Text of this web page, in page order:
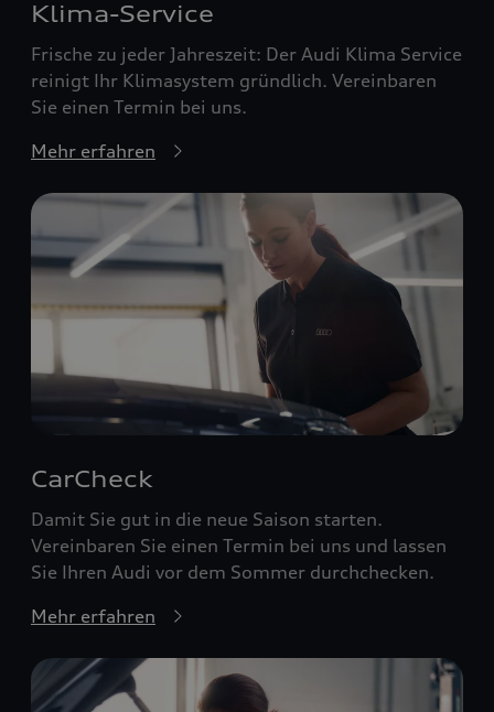
Klima-Service
Frische zu jeder Jahreszeit: Der Audi Klima Service
reinigt Ihr Klimasystem gründlich. Vereinbaren
Sie einen Termin bei uns.
Mehr erfahren
CarCheck
Damit Sie gut in die neue Saison starten.
Vereinbaren Sie einen Termin bei uns und lassen
Sie Ihren Audi vor dem Sommer durchchecken.
Mehr erfahren